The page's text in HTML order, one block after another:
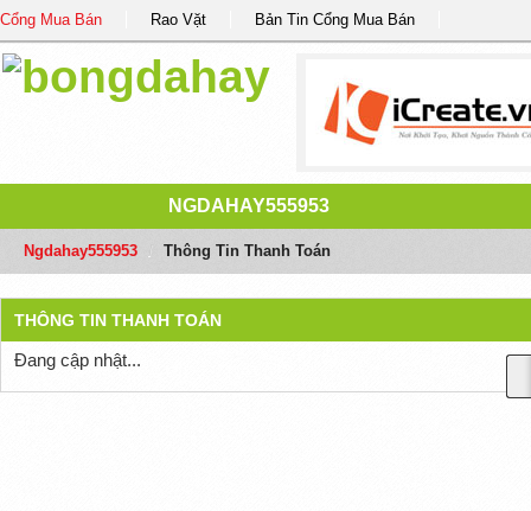
Cổng Mua Bán Rao Vặt Bản Tin Cổng Mua Bán
NGDAHAY555953
Ngdahay555953 Thông Tin Thanh Toán
THÔNG TIN THANH TOÁN
Đang cập nhật...